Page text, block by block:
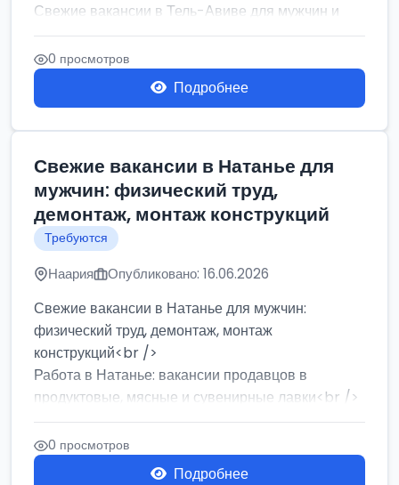
Свежие вакансии в Тель-Авиве для мужчин и
женщин от хозя...
0 просмотров
Подробнее
Свежие вакансии в Натанье для
мужчин: физический труд,
демонтаж, монтаж конструкций
Требуются
Наария Опубликовано: 16.06.2026
Свежие вакансии в Натанье для мужчин:
физический труд, демонтаж, монтаж
конструкций<br />
Работа в Натанье: вакансии продавцов в
продуктовые, мясные и сувенирные лавки<br />
Разнорабочий на сборку м...
0 просмотров
Подробнее